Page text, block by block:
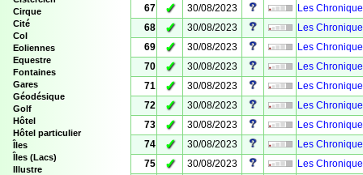
Cirque
Cité
Col
Eoliennes
Equestre
Fontaines
Gares
Géodésique
Golf
Hôtel
Hôtel particulier
Îles
Îles (Lacs)
Illustre
67
✓ 30/08/2023
Les
68
✓ 30/08/2023
Les
69
✓ 30/08/2023
Les
70
✓ 30/08/2023
Les
71
✓ 30/08/2023
Les
72
✓ 30/08/2023
Les
73
✓ 30/08/2023
Les
74
✓ 30/08/2023
Les
75
✓ 30/08/2023
Les